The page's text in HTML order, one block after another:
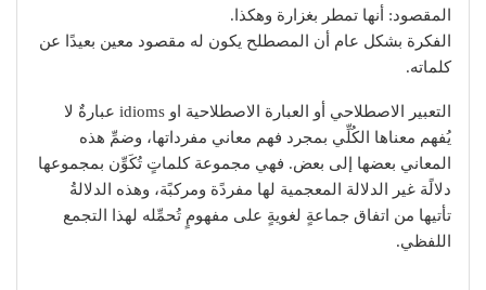
ﺍﻟﻤﻘﺼﻮﺩ: أﻧﻬﺎ ﺗﻤﻄﺮ ﺑﻐﺰﺍﺭﺓ ﻭﻫﻜﺬﺍ.
ﺍﻟﻔﻜﺮﺓ ﺑﺸﻜﻞ ﻋﺎﻡ أﻥ ﺍﻟﻤﺼﻄﻠﺢ ﻳﻜﻮﻥ ﻟﻪ ﻣﻘﺼﻮﺩ ﻣﻌﻴﻦ ﺑﻌﻴﺪًا ﻋﻦ
ﻛﻠﻤﺎﺗﻪ.
التعبير الاصطلاحي أو العبارة الاصطلاحية او idioms عبارةٌ لا
يُفهم معناها الكُلِّي بمجرد فهم معاني مفرداتها، وضمِّ هذه
المعاني بعضها إلى بعض. فهي مجموعة كلماتٍ تُكَوِّن بمجموعها
دلالًة غير الدلالة المعجمية لها مفردًة ومركبًة، وهذه الدلالةُ
تأتيها من اتفاق جماعةٍ لغويةٍ على مفهومٍ تُحمِّله لهذا التجمع
اللفظي.